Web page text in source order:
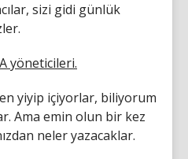
sizi gidi günlük
yöneticileri.
yiyip içiyorlar, biliyorum
Ama emin olun bir kez
neler yazacaklar.